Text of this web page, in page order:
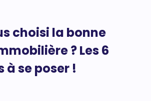
choisi la bonne
? Les 6
à se poser !